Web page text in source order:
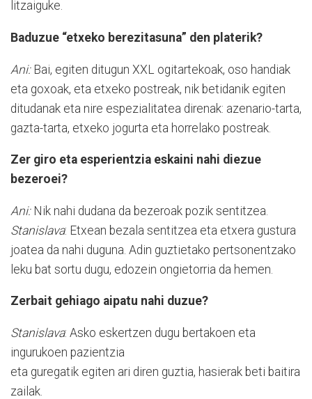
litzaiguke.
Baduzue “etxeko berezitasuna” den platerik?
Ani:Bai, egiten ditugun XXL ogitartekoak, oso handiak
eta goxoak, eta etxeko postreak, nik betidanik egiten
ditudanak eta nire espezialitatea direnak: azenario-tarta,
gazta-tarta, etxeko jogurta eta horrelako postreak.
Zer giro eta esperientzia eskaini nahi diezue
bezeroei?
Ani:Nik nahi dudana da bezeroak pozik sentitzea.
Stanislava: Etxean bezala sentitzea eta etxera gustura
joatea da nahi duguna. Adin guztietako pertsonentzako
leku bat sortu dugu, edozein ongietorria da hemen.
Zerbait gehiago aipatu nahi duzue?
Stanislava: Asko eskertzen dugu bertakoen eta
ingurukoen pazientzia
eta guregatik egiten ari diren guztia, hasierak beti baitira
zailak.